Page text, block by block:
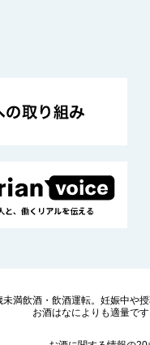
満飲酒・飲酒運転。 妊娠中や
お酒はなによりも適量です